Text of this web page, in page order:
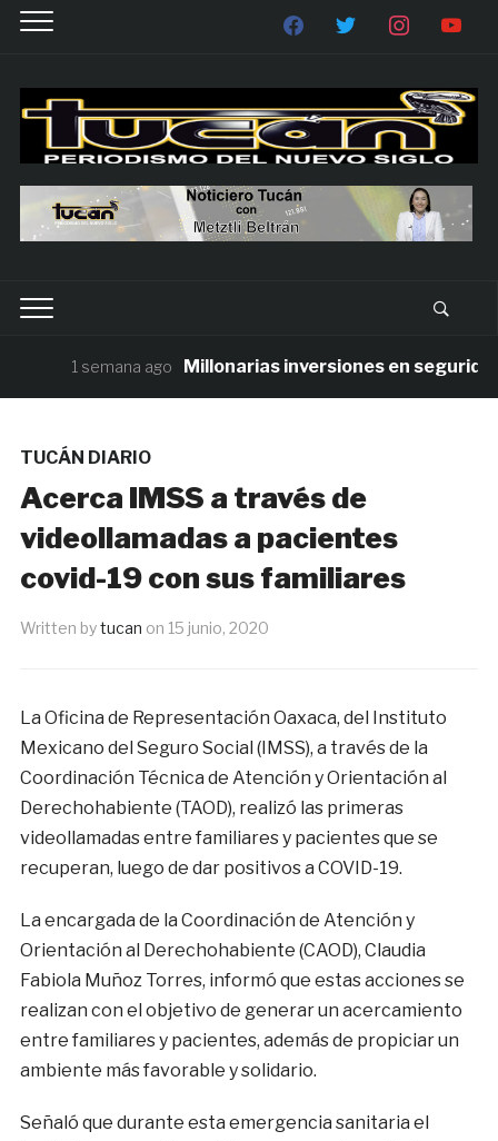
1 semana ago Millonarias inversiones en seguridad
TUCÁN DIARIO
Acerca IMSS a través de
videollamadas a pacientes
covid-19 con sus familiares
Written bytucan on 15 junio, 2020
La Oficina de Representación Oaxaca, del Instituto
Mexicano del Seguro Social (IMSS), a través de la
Coordinación Técnica de Atención y Orientación al
Derechohabiente (TAOD), realizó las primeras
videollamadas entre familiares y pacientes que se
recuperan, luego de dar positivos a COVID-19.
La encargada de la Coordinación de Atención y
Orientación al Derechohabiente (CAOD), Claudia
Fabiola Muñoz Torres, informó que estas acciones se
realizan con el objetivo de generar un acercamiento
entre familiares y pacientes, además de propiciar un
ambiente más favorable y solidario.
Señaló que durante esta emergencia sanitaria el